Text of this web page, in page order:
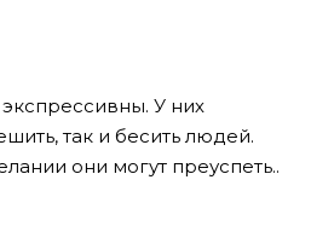
У них
так и бесить людей.
они могут преуспеть..